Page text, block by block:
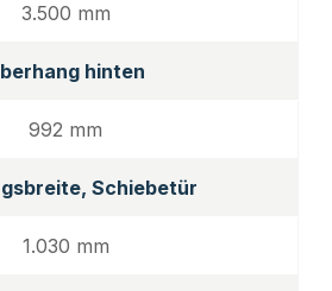
3.500 mm
hinten
992 mm
Schiebetür
1.030 mm